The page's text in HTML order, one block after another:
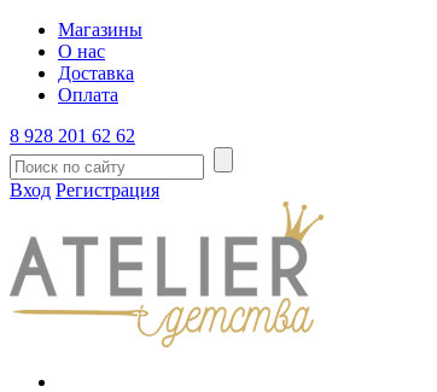
Магазины
О нас
Доставка
Оплата
8 928 201 62 62
Вход Регистрация